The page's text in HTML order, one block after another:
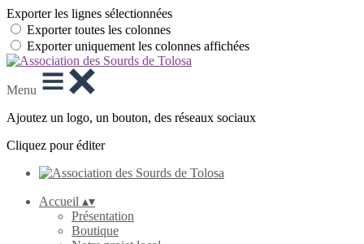
Exporter les lignes sélectionnées
Exporter toutes les colonnes
Exporter uniquement les colonnes affichées
Menu
Ajoutez un logo, un bouton, des réseaux sociaux
Cliquez pour éditer
Accueil ▴▾
Présentation
Boutique